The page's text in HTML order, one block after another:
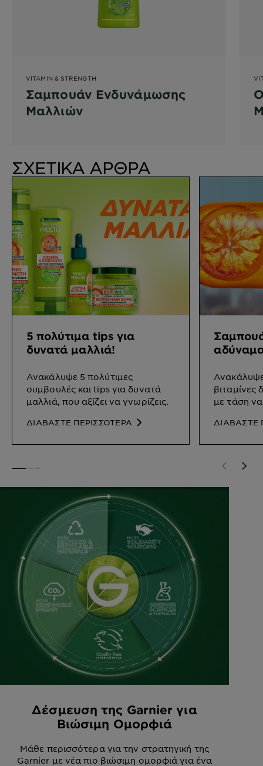
VITAMIN & STRENGTH
Σαμπουάν Ενδυνάμωσης
Μαλλιών
ΣΧΕΤΙΚΑ ΑΡΘΡΑ
5 πολύτιμα tips για
δυνατά μαλλιά!
Ανακάλυψε 5 πολύτιμες
συμβουλές και tips για δυνατά
μαλλιά, που αξίζει να γνωρίζεις.
ΔΙΑΒΑΣΤΕ ΠΕΡΙΣΣΟΤΕΡΑ
με τάση
ΔΙΑΒΑΣΤΕ
Δέσμευση της Garnier για
Βιώσιμη Ομορφιά
Μάθε περισσότερα για την στρατηγική της
Garnier με νέα πιο βιώσιμη ομορφιά για ένα